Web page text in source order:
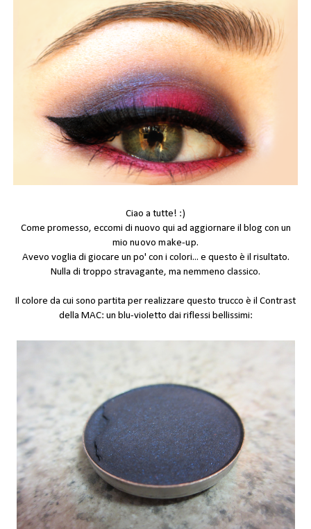
Ciao a tutte! :)
Come promesso, eccomi di nuovo qui ad aggiornare il blog con un
mionuovo make-up.
Avevo voglia di giocare un po' con i colori... e questo è il risultato.
Nulla di troppo stravagante, ma nemmeno classico.
Il colore da cui sono partita per realizzare questo trucco è il Contrast
della MAC: un blu-violetto dai riflessi bellissimi: